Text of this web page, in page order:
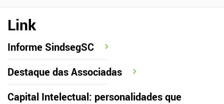
Link
Informe SindsegSC
Destaque das Associadas
Capital Intelectual: personalidades que